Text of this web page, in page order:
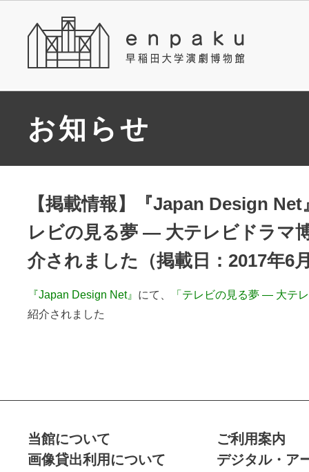
お知らせ
【掲載情報】『Japan Design
レビの見る夢 ― 大テレビドラマ
介されました（掲載日：2017年6
『Japan Design Net』 にて、
「テレビの見る夢 ― 大テ
紹介されました
当館について
ご利用案内
画像貸出利用について
デジタル・ア